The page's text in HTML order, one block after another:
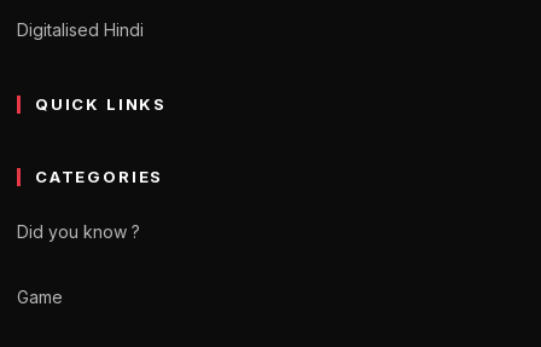
Digitalised Hindi
QUICK LINKS
CATEGORIES
Did you know ?
Game